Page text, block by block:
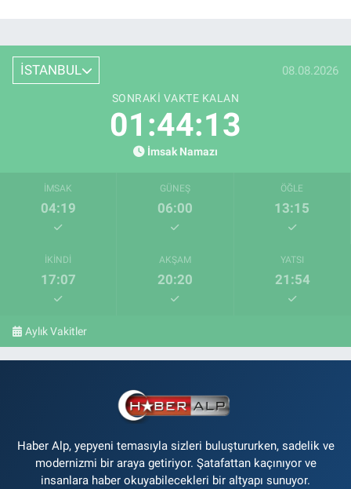
İSTANBUL 08.08.2026
SONRAKI VAKTE KALAN
01:44:12
İmsak Namazı
İMSAK
04:19
GÜNEŞ
06:00
ÖĞLE
13:15
İKINDI
17:07
AKŞAM
20:20
YATSI
21:54
Aylık Vakitler
Haber Alp, yepyeni temasıyla sizleri buluştururken, sadelik ve
modernizmi bir araya getiriyor. Şatafattan kaçınıyor ve
insanlara haber okuyabilecekleri bir altyapı sunuyor.